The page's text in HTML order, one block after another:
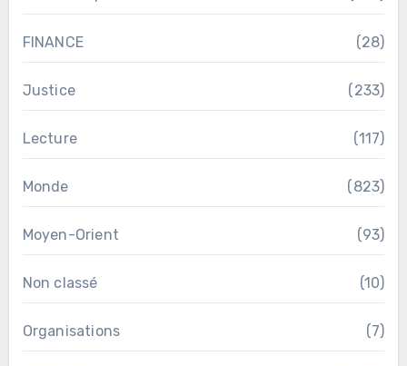
FINANCE (28)
Justice (233)
Lecture (117)
Monde (823)
Moyen-Orient (93)
Non classé (10)
Organisations (7)